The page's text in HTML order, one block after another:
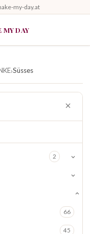
my-day.at
DAY
›Süsses
2
66
45